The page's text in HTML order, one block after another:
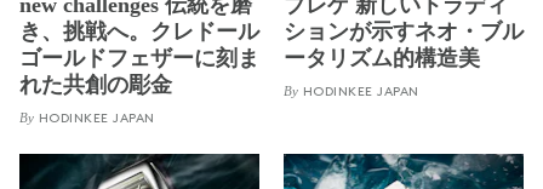
new challenges 伝統を磨
き、挑戦へ。クレドール
ゴールドフェザーに刻ま
れた共創の彫金
By HODINKEE JAPAN
ブレゲ 新しいトラディ
ションが示すネオ・ブル
ータリズム的構造美
By HODINKEE JAPAN